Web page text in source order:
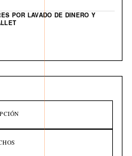
POR LAVADO DE DINERO Y